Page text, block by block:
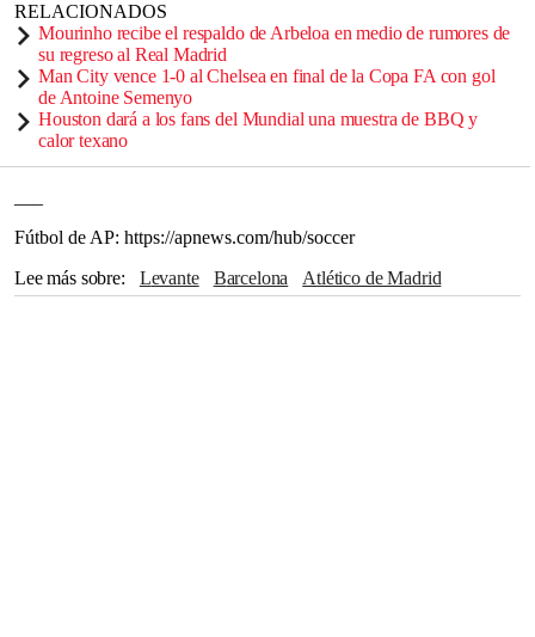
RELACIONADOS
Mourinho recibe el respaldo de Arbeloa en medio de rumores de
su regreso al Real Madrid
Man City vence 1-0 al Chelsea en final de la Copa FA con gol
de Antoine Semenyo
Houston dará a los fans del Mundial una muestra de BBQ y
calor texano
Fútbol de AP: https://apnews.com/hub/soccer
Lee más sobre
Levante Barcelona
Atlético de Madrid